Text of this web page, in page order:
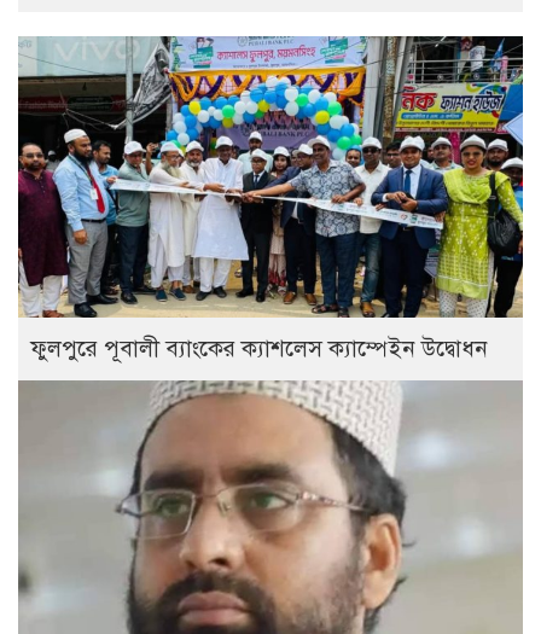
ফুলপুরে পূবালী ব্যাংকের ক্যাশলেস ক্যাম্পেইন উদ্বোধন